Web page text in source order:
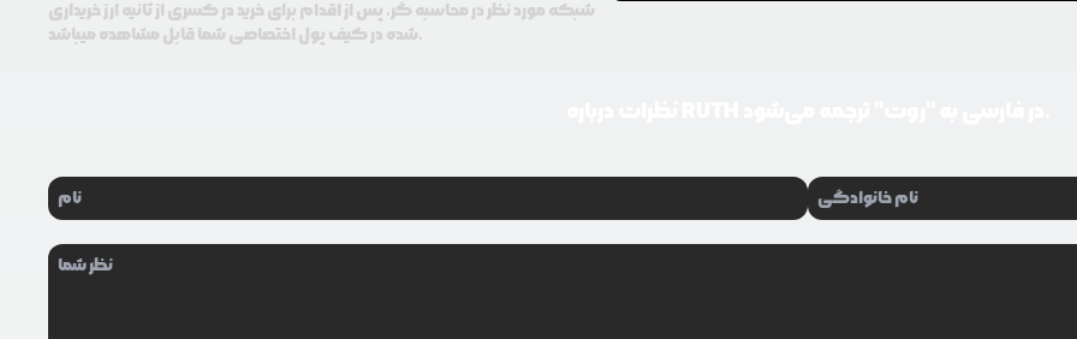
شبکه مورد نظر در محاسبه گر، پس از اقدام برای خرید در کسری از ثانیه ارز خریداری
شده در کیف پول اختصاصی شما قابل مشاهده میباشد.